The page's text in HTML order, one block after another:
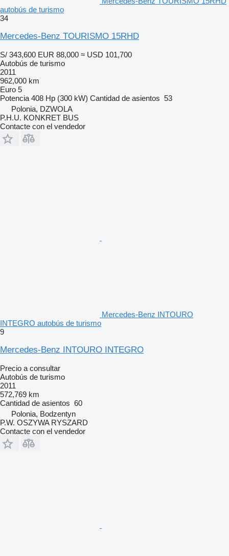
autobús de turismo
34
Mercedes-Benz TOURISMO 15RHD
S/ 343,600 EUR 88,000 ≈ USD 101,700
Autobús de turismo
2011
962,000 km
Euro 5
Potencia 408 Hp (300 kW) Cantidad de asientos 53
Polonia, DZWOLA
P.H.U. KONKRET BUS
Contacte con el vendedor
Mercedes-Benz INTOURO
INTEGRO autobús de turismo
9
Mercedes-Benz INTOURO INTEGRO
Precio a consultar
Autobús de turismo
2011
572,769 km
Cantidad de asientos 60
Polonia, Bodzentyn
P.W. OSZYWA RYSZARD
Contacte con el vendedor